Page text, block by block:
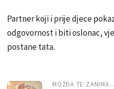
Partner koji i prije djece
odgovornost i biti oslonac,
postane tata.
MOŽDA TE ZANIMA...